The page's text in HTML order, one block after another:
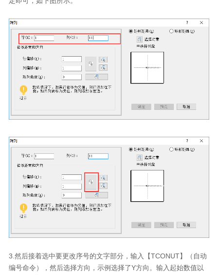
3. 然后接着选中要更改序号的文字部分，输入【TCONUT】（自动
编号命令），然后选择方向，示例选择了Y方向。输入起始数值以